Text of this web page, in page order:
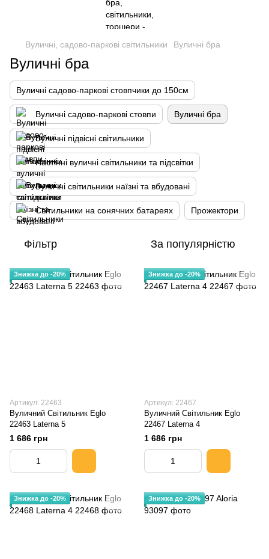
Вуличні, садово-паркові світильники Вуличні бра
Вуличні бра
Вуличні садово-паркові стовпчики до 150см
Вуличні садово-паркові стовпи Вуличні бра
Вуличні підвісні світильники
Настінні вуличні світильники та підсвітки
Вуличні світильники наїзні та вбудовані
Світильники на сонячних батареях Прожектори
Фільтр За популярністю
Знижка до -20%
Артикул: 22463
Вуличний Світильник Eglo
22463 Laterna 5
1 686 грн
Знижка до -20%
Артикул: 22467
Вуличний Світильник Eglo
22467 Laterna 4
1 686 грн
Знижка до -20% Знижка до -20%